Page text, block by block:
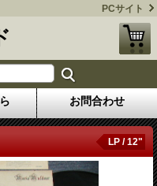
PCサイト
お問合わせ
LP / 12"